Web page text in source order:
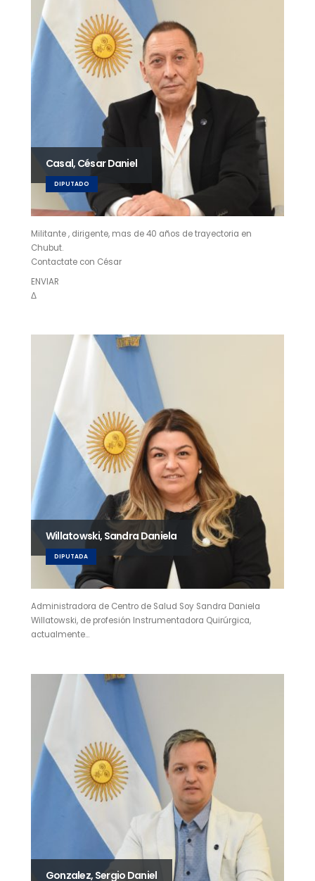
Casal, César Daniel
DIPUTADO
Militante , dirigente, mas de 40 años de trayectoria en
Chubut.
Contactate con César
ENVIAR
Δ
Willatowski, Sandra Daniela
DIPUTADA
Administradora de Centro de Salud Soy Sandra Daniela
Willatowski, de profesión Instrumentadora Quirúrgica,
actualmente…
Gonzalez, Sergio Daniel